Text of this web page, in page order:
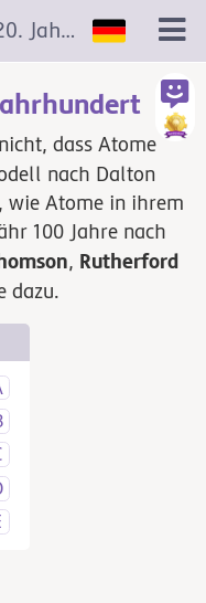
dass Atome
nach Dalton
wie Atome in ihrem
100 Jahre nach
, Rutherford
dazu.
6. Atommodelle im 20. Jahrhundert